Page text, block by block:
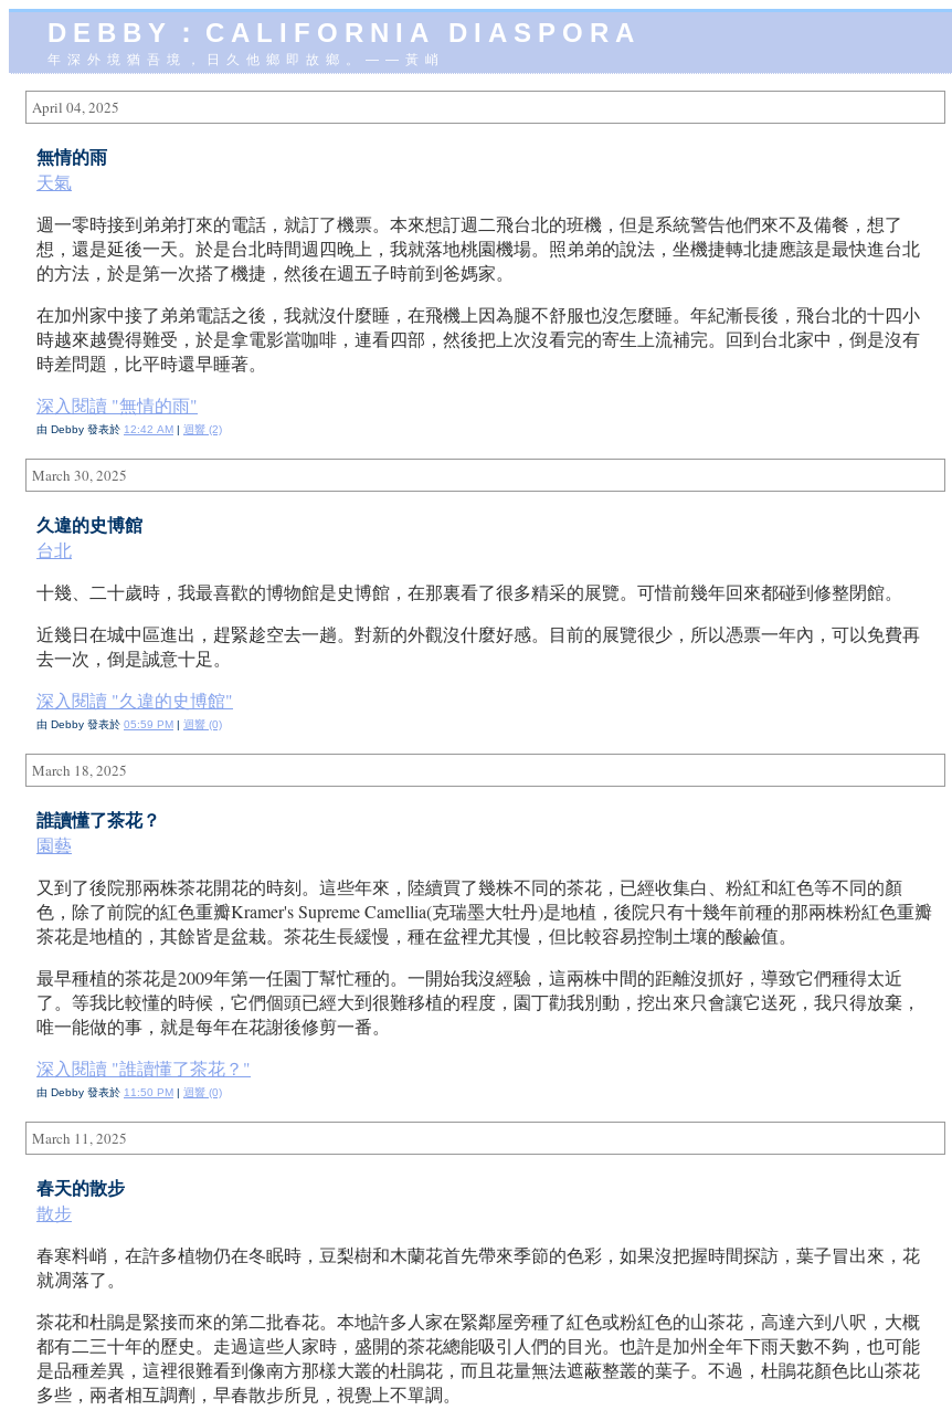
DEBBY：CALIFORNIA DIASPORA
年深外境猶吾境，日久他鄉即故鄉。——黃峭
April 04, 2025
無情的雨
天氣
週一零時接到弟弟打來的電話，就訂了機票。本來想訂週二飛台北的班機，但是系統警告他們來不及備餐，想了
想，還是延後一天。於是台北時間週四晚上，我就落地桃園機場。照弟弟的說法，坐機捷轉北捷應該是最快進台北
的方法，於是第一次搭了機捷，然後在週五子時前到爸媽家。
在加州家中接了弟弟電話之後，我就沒什麼睡，在飛機上因為腿不舒服也沒怎麼睡。年紀漸長後，飛台北的十四小
時越來越覺得難受，於是拿電影當咖啡，連看四部，然後把上次沒看完的寄生上流補完。回到台北家中，倒是沒有
時差問題，比平時還早睡著。
深入閱讀 "無情的雨"
由 Debby 發表於 12:42 AM | 迴響 (2)
March 30, 2025
久違的史博館
台北
十幾、二十歲時，我最喜歡的博物館是史博館，在那裏看了很多精采的展覽。可惜前幾年回來都碰到修整閉館。
近幾日在城中區進出，趕緊趁空去一趟。對新的外觀沒什麼好感。目前的展覽很少，所以憑票一年內，可以免費再
去一次，倒是誠意十足。
深入閱讀 "久違的史博館"
由 Debby 發表於 05:59 PM | 迴響 (0)
March 18, 2025
誰讀懂了茶花？
園藝
又到了後院那兩株茶花開花的時刻。這些年來，陸續買了幾株不同的茶花，已經收集白、粉紅和紅色等不同的顏
色，除了前院的紅色重瓣Kramer's Supreme Camellia(克瑞墨大牡丹)是地植，後院只有十幾年前種的那兩株粉紅色重瓣
茶花是地植的，其餘皆是盆栽。茶花生長緩慢，種在盆裡尤其慢，但比較容易控制土壤的酸鹼值。
最早種植的茶花是2009年第一任園丁幫忙種的。一開始我沒經驗，這兩株中間的距離沒抓好，導致它們種得太近
了。等我比較懂的時候，它們個頭已經大到很難移植的程度，園丁勸我別動，挖出來只會讓它送死，我只得放棄，
唯一能做的事，就是每年在花謝後修剪一番。
深入閱讀 "誰讀懂了茶花？"
由 Debby 發表於 11:50 PM | 迴響 (0)
March 11, 2025
春天的散步
散步
春寒料峭，在許多植物仍在冬眠時，豆梨樹和木蘭花首先帶來季節的色彩，如果沒把握時間探訪，葉子冒出來，花
就凋落了。
茶花和杜鵑是緊接而來的第二批春花。本地許多人家在緊鄰屋旁種了紅色或粉紅色的山茶花，高達六到八呎，大概
都有二三十年的歷史。走過這些人家時，盛開的茶花總能吸引人們的目光。也許是加州全年下雨天數不夠，也可能
是品種差異，這裡很難看到像南方那樣大叢的杜鵑花，而且花量無法遮蔽整叢的葉子。不過，杜鵑花顏色比山茶花
多些，兩者相互調劑，早春散步所見，視覺上不單調。